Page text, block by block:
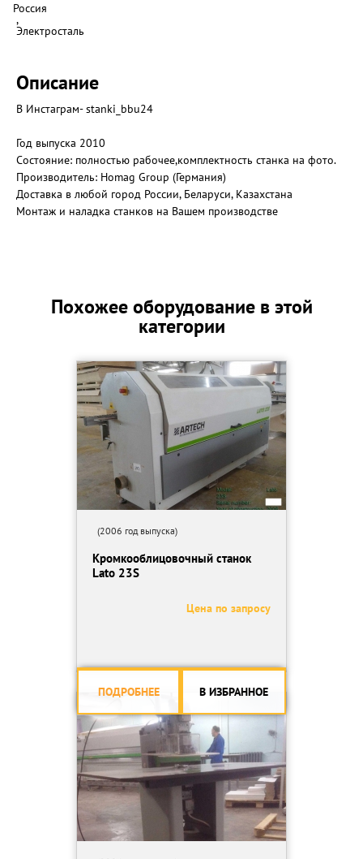
Россия
,
Электросталь
Описание
В Инстаграм- stanki_bbu24
Год выпуска 2010
Состояние: полностью рабочее,комплектность станка на фото.
Производитель: Homag Group (Германия)
Доставка в любой город России, Беларуси, Казахстана
Монтаж и наладка станков на Вашем производстве
Похожее оборудование в этой
категории
(2006 год выпуска)
Кромкооблицовочный станок
Lato 23S
Цена по запросу
ПОДРОБНЕЕ В ИЗБРАННОЕ